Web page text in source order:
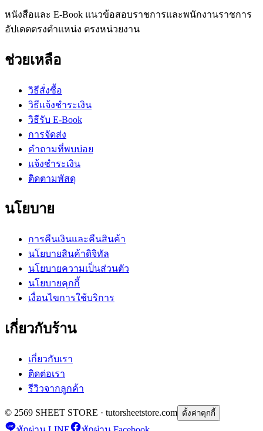
หนังสือและ E-Book แนวข้อสอบราชการและพนักงานราชการ
อัปเดตตรงตำแหน่ง ตรงหน่วยงาน
ช่วยเหลือ
วิธีสั่งซื้อ
วิธีแจ้งชำระเงิน
วิธีรับ E-Book
การจัดส่ง
คำถามที่พบบ่อย
แจ้งชำระเงิน
ติดตามพัสดุ
นโยบาย
การคืนเงินและคืนสินค้า
นโยบายสินค้าดิจิทัล
นโยบายความเป็นส่วนตัว
นโยบายคุกกี้
เงื่อนไขการใช้บริการ
เกี่ยวกับร้าน
เกี่ยวกับเรา
ติดต่อเรา
รีวิวจากลูกค้า
© 2569 SHEET STORE · tutorsheetstore.com ตั้งค่าคุกกี้